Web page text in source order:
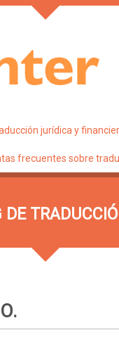
jurídica y
frecuentes sobre
DE